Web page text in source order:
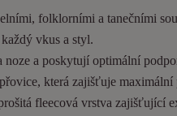
folklorními a tanečními
vkus a styl.
a poskytují optimální
která zajišťuje maximální
fleecová vrstva zajišťující